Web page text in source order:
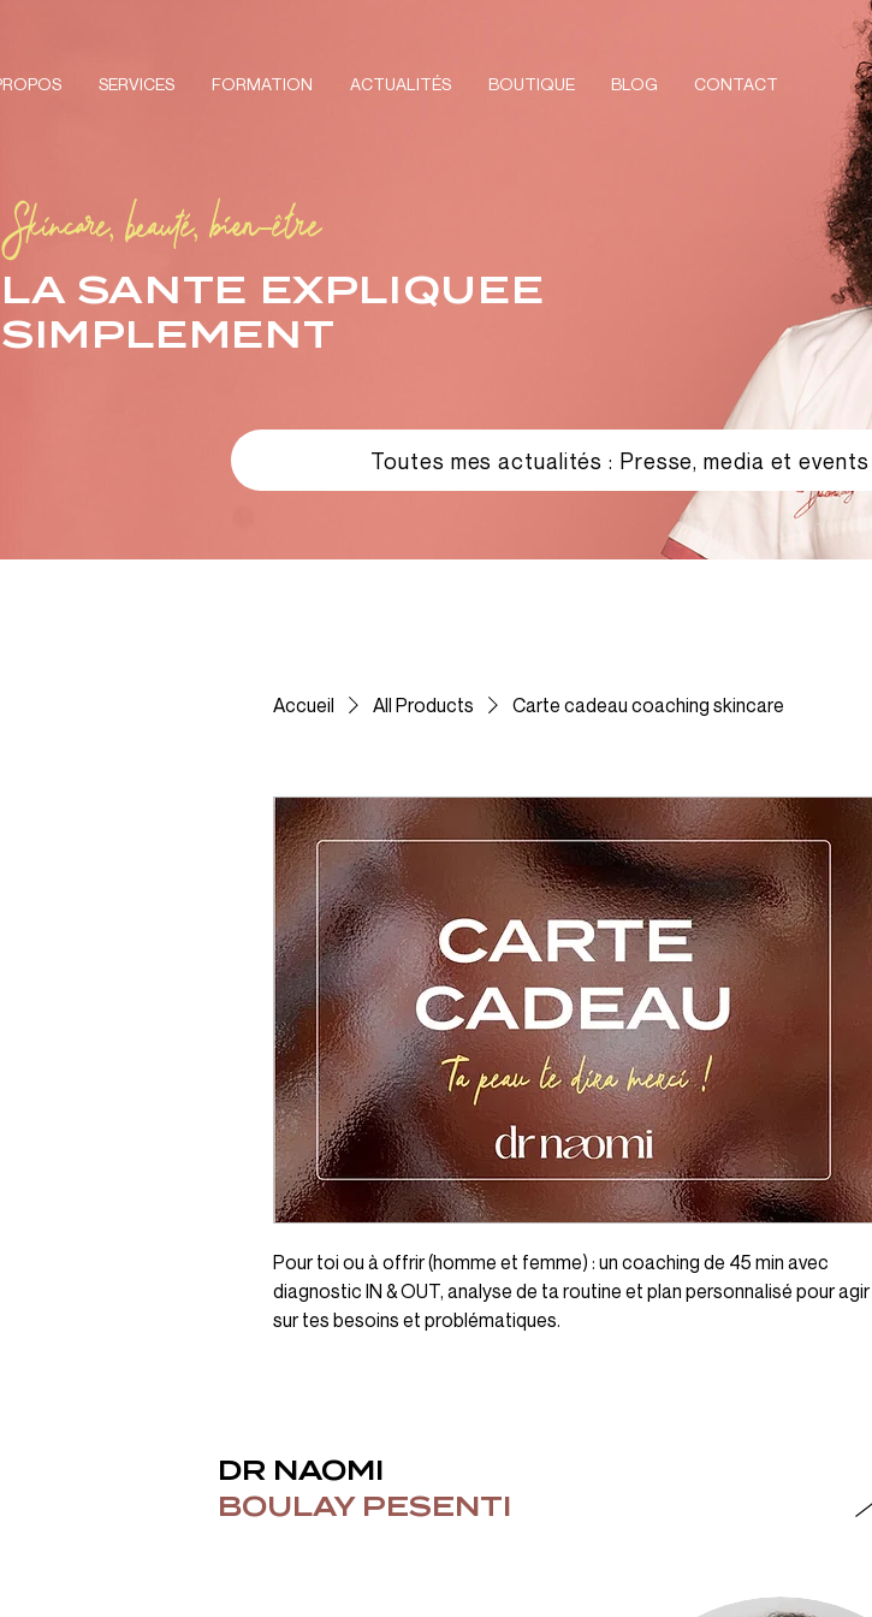
SERVICES FORMATION ACTUALITÉS BOUTIQUE BLOG CONTACT
Skincare, beauté, bien-être
LA SANTE EXPLIQUEE
SIMPLEMENT
Toutes mes actualités : Presse, media et events
Accueil All Products Carte cadeau coaching skincare
Pour toi ou à offrir (homme et femme) : un coaching de 45 min avec
diagnostic IN & OUT, analyse de ta routine et plan personnalisé pour agir
sur tes besoins et problématiques.
DR NAOMI
BOULAY PESENTI